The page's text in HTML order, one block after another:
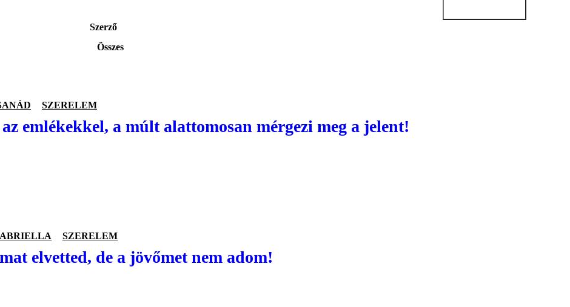
Szerző
Összes
SZERELEM
emlékekkel, a múlt alattomosan mérgezi meg a jelent!
SZERELEM
elvetted, de a jövőmet nem adom!